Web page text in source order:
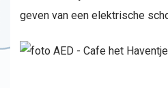
geven van een elektrische